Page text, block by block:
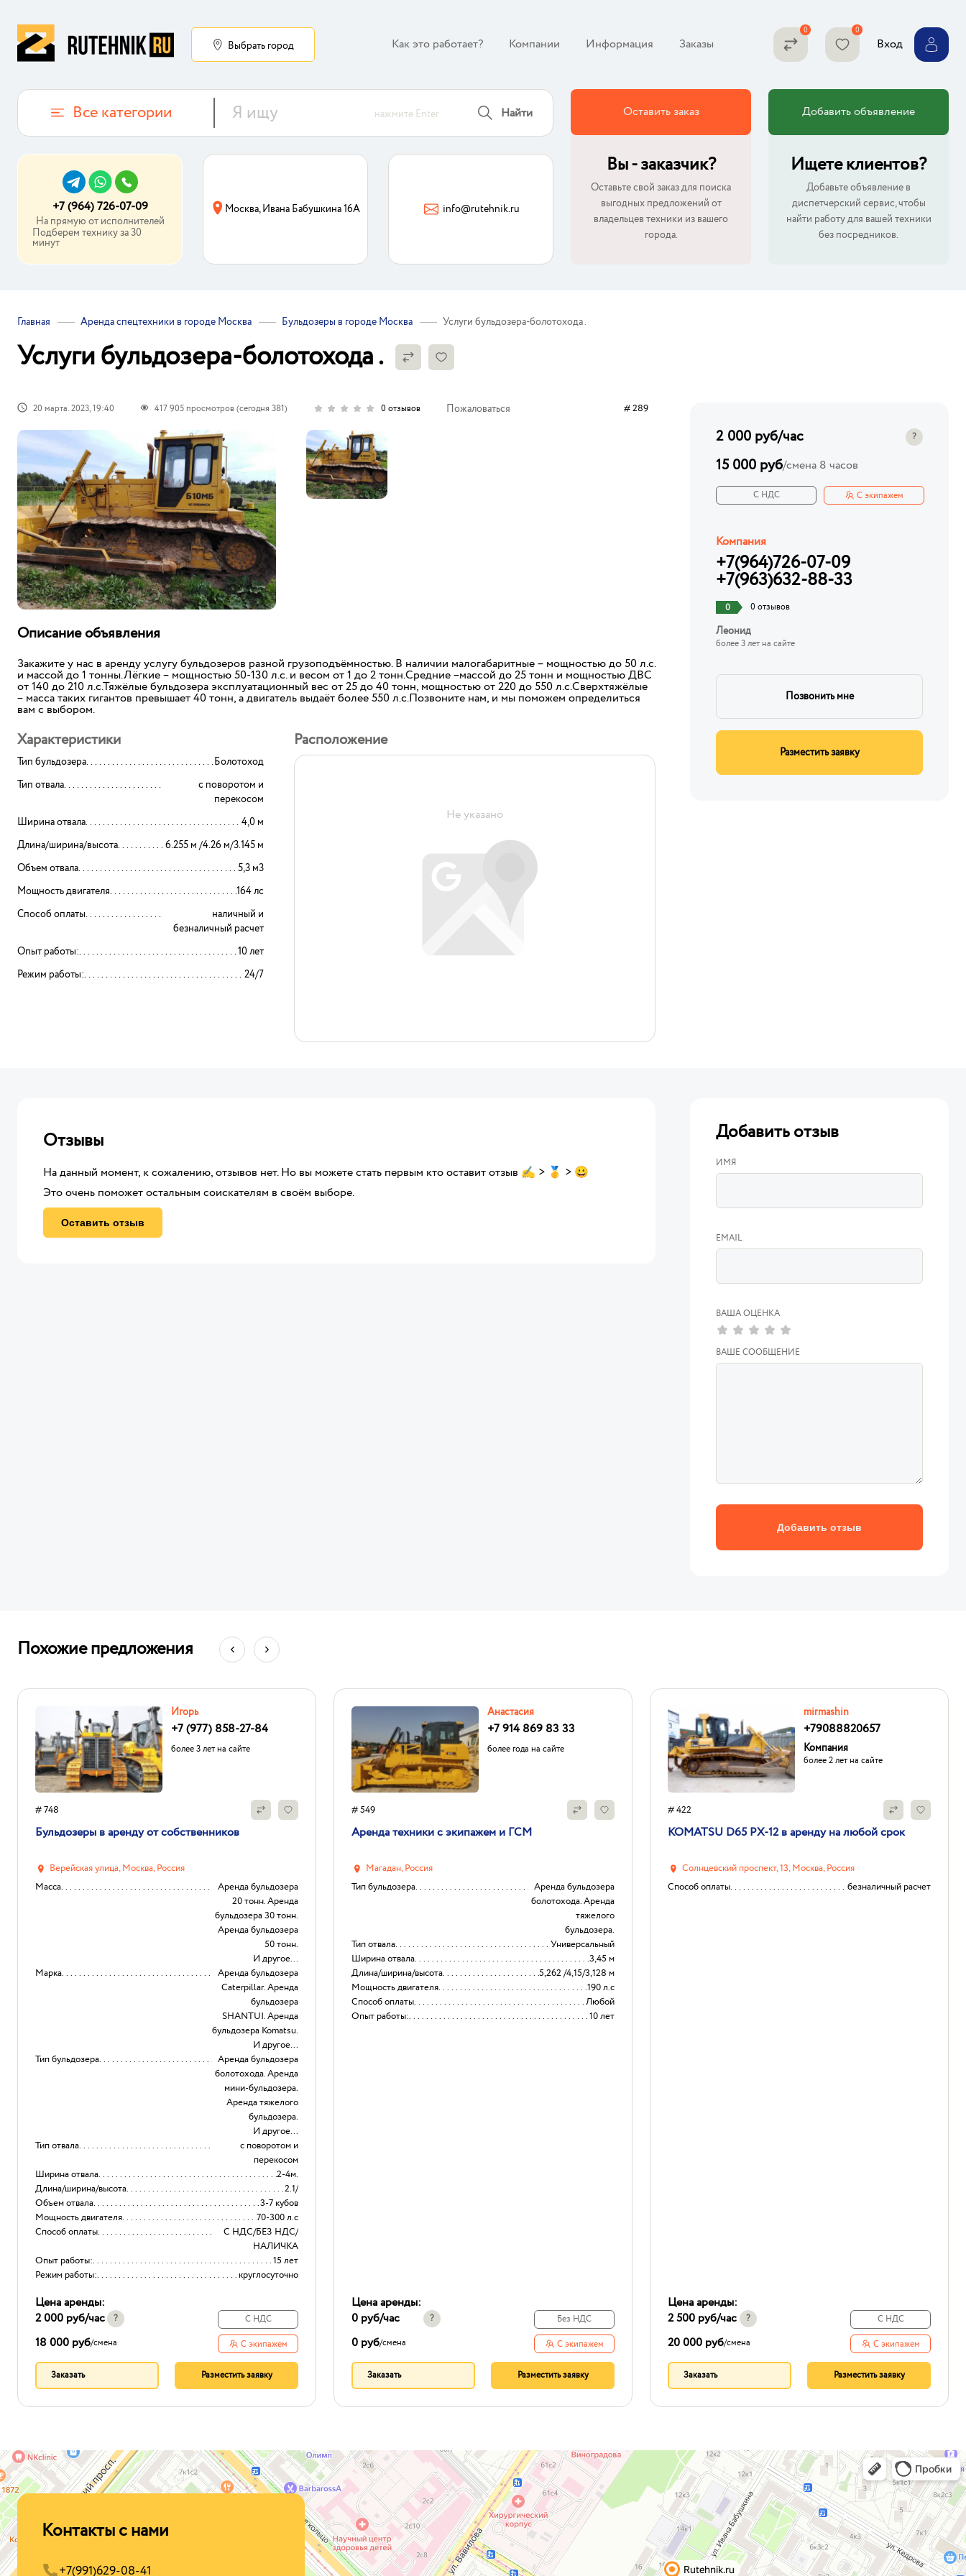
Выбрать город Как это работает? Компании Информация Заказы Вход
Все категории нажмите Enter Найти
+7 (964) 726-07-09
На прямую от исполнителей
Подберем технику за 30
минут
Москва, Ивана Бабушкина 16А info@rutehnik.ru
Оставить заказ
Вы - заказчик?
Оставьте свой заказ для поиска
выгодных предложений от
владельцев техники из вашего
города.
Добавить объявление
Ищете клиентов?
Добавьте объявление в
диспетчерский сервис, чтобы
найти работу для вашей техники
без посредников.
Главная Аренда спецтехники в городе Москва Бульдозеры в городе Москва Услуги бульдозера-болотохода .
Услуги бульдозера-болотохода .
20 марта. 2023, 19:40 417 905 просмотров (сегодня 381) 0 отзывов Пожаловаться # 289
Описание объявления
Закажите у нас в аренду услугу бульдозеров разной грузоподъёмностью. В наличии малогабаритные – мощностью до 50 л.с.
и массой до 1 тонны.Лёгкие – мощностью 50-130 л.с. и весом от 1 до 2 тонн.Средние –массой до 25 тонн и мощностью ДВС
от 140 до 210 л.с.Тяжёлые бульдозера эксплуатационный вес от 25 до 40 тонн, мощностью от 220 до 550 л.с.Сверхтяжёлые
– масса таких гигантов превышает 40 тонн, а двигатель выдаёт более 550 л.с.Позвоните нам, и мы поможем определиться
вам с выбором.
Характеристики
Тип бульдозера
Болотоход
Тип отвала
с поворотом и
перекосом
Ширина отвала
4,0 м
Длина/ширина/высота
6.255 м /4.26 м/3.145 м
Объем отвала
5,3 м3
Мощность двигателя
164 лс
Способ оплаты
наличный и
безналичный расчет
Опыт работы:
10 лет
Режим работы:
24/7
Расположение
Не указано
2 000 руб/час ?
15 000 руб/смена 8 часов
С НДС С экипажем
Компания
+7(964)726-07-09
+7(963)632-88-33
0 0 отзывов
Леонид
более 3 лет на сайте
Позвонить мне
Разместить заявку
Отзывы
На данный момент, к сожалению, отзывов нет. Но вы можете стать первым кто оставит отзыв ✍ > 🥇 > 😀
Это очень поможет остальным соискателям в своём выборе.
Оставить отзыв
Добавить отзыв
ИМЯ
EMAIL
ВАША ОЦЕНКА
ВАШЕ СООБЩЕНИЕ
Похожие предложения
Игорь
+7 (977) 858-27-84
более 3 лет на сайте
# 748
Бульдозеры в аренду от собственников
Верейская улица, Москва, Россия
Масса
Аренда бульдозера
20 тонн. Аренда
бульдозера 30 тонн.
Аренда бульдозера
50 тонн.
И другое...
Марка
Аренда бульдозера
Caterpillar. Аренда
бульдозера
SHANTUI. Аренда
бульдозера Komatsu.
И другое...
Тип бульдозера
Аренда бульдозера
болотохода. Аренда
мини-бульдозера.
Аренда тяжелого
бульдозера.
И другое...
Тип отвала
с поворотом и
перекосом
Ширина отвала
2-4м.
Длина/ширина/высота
2.1/
Объем отвала
3-7 кубов
Мощность двигателя
70-300 л.с
Способ оплаты
С НДС/БЕЗ НДС/
НАЛИЧКА
Опыт работы:
15 лет
Режим работы:
круглосуточно
Цена аренды:
2 000 руб/час ?
18 000 руб/смена
С НДС
С экипажем
Заказать Разместить заявку
Анастасия
+7 914 869 83 33
более года на сайте
# 549
Аренда техники с экипажем и ГСМ
Магадан, Россия
Тип бульдозера
Аренда бульдозера
болотохода. Аренда
тяжелого
бульдозера.
Тип отвала
Универсальный
Ширина отвала
3,45 м
Длина/ширина/высота
5,262 /4,15/3,128 м
Мощность двигателя
190 л.с
Способ оплаты
Любой
Опыт работы:
10 лет
Цена аренды:
0 руб/час ?
0 руб/смена
Без НДС
С экипажем
Заказать Разместить заявку
mirmashin
+79088820657
Компания
более 2 лет на сайте
# 422
KOMATSU D65 PX-12 в аренду на любой срок
Солнцевский проспект, 13, Москва, Россия
Способ оплаты
безналичный расчет
Цена аренды:
2 500 руб/час ?
20 000 руб/смена
С НДС
С экипажем
Заказать Разместить заявку
Контакты с нами
+7(991)629-08-41